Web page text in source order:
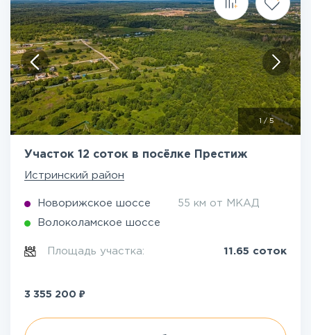
/ 5
Участок 12 соток в посёлке Престиж
Истринский район
Новорижское шоссе 55 км от МКАД
Волоколамское шоссе
Площадь участка: 11.65 соток
3 355 200 ₽